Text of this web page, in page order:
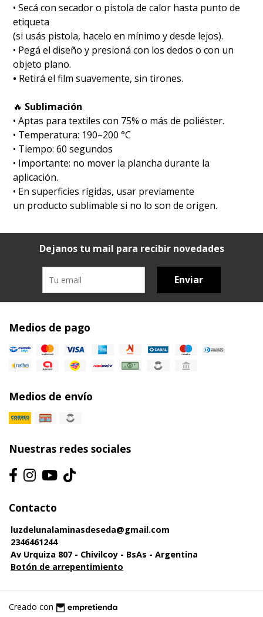
• Secá con secador o pistola de calor hasta punto de
etiqueta
(si usás pistola, hacelo en mínimo y desde lejos).
• Pegá el diseño y presioná con los dedos o con un
objeto plano.
• Retirá el film suavemente, sin tirones.
🔥 Sublimación
•⁠ ⁠Aptas para textiles con 75% o más de poliéster.
•⁠ ⁠Temperatura: 190–200 °C
•⁠ ⁠Tiempo: 60 segundos
•⁠ ⁠Importante: no mover la plancha durante la
aplicación.
•⁠ ⁠En superficies rígidas, usar previamente
un producto sublimable si no lo son de origen.
Dejanos tu mail para recibir novedades
Enviar
Medios de pago
Medios de envío
Nuestras redes sociales
Contacto
luzdelunalaminasdeseda@gmail.com
2346461244
Av Urquiza 807 - Chivilcoy - BsAs - Argentina
Botón de arrepentimiento
Creado con